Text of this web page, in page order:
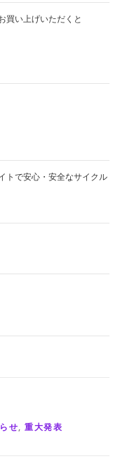
買い上げいただくと
トで安心・安全なサイクル
せ, 重大発表